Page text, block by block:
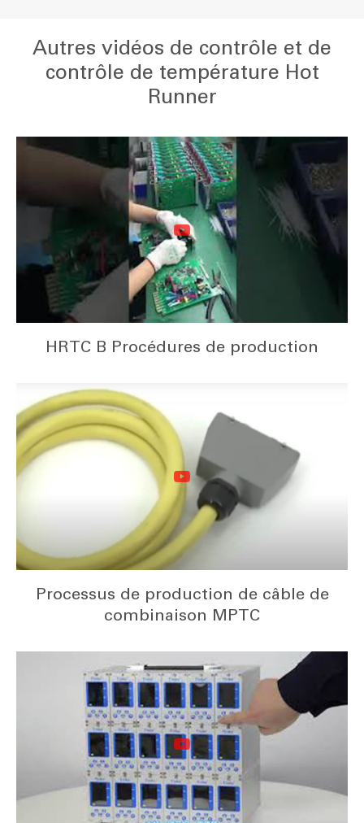
Autres vidéos de contrôle et de
contrôle de température Hot
Runner
HRTC B Procédures de production
Processus de production de câble de
combinaison MPTC